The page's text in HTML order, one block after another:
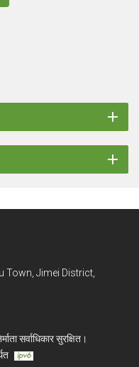
Town, Jimei District,
सर्वाधिकार सुरक्षित।